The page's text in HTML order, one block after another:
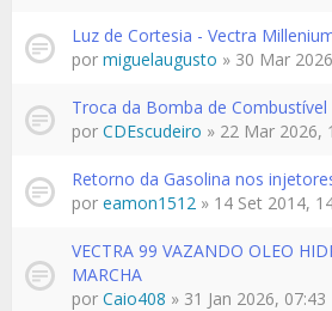
Luz de Cortesia - Vectra
por miguelaugusto » 30 Mar
Troca da Bomba de Combustível
por CDEscudeiro » 22 Mar 2026,
Retorno da Gasolina nos
por eamon1512 » 14 Set 2014,
VECTRA 99 VAZANDO OLEO
MARCHA
por Caio408 » 31 Jan 2026, 07:43